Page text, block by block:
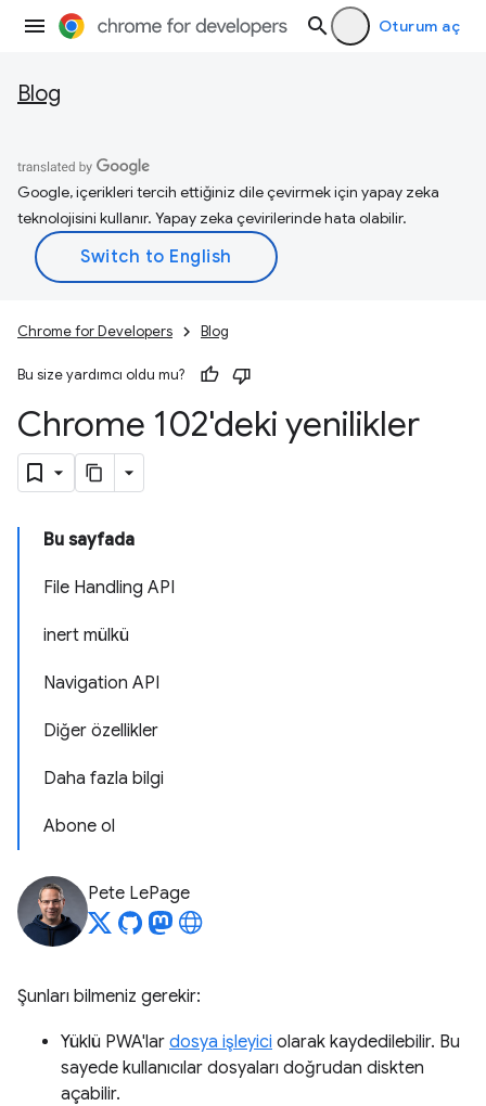
Oturum aç
Blog
Google, içerikleri tercih ettiğiniz dile çevirmek için yapay zeka
teknolojisini kullanır. Yapay zeka çevirilerinde hata olabilir.
Chrome for Developers Blog
Bu size yardımcı oldu mu?
Chrome 102'deki yenilikler
Bu sayfada
File Handling API
inert mülkü
Navigation API
Diğer özellikler
Daha fazla bilgi
Abone ol
Pete LePage
Şunları bilmeniz gerekir:
Yüklü PWA'lar dosya işleyici olarak kaydedilebilir. Bu
sayede kullanıcılar dosyaları doğrudan diskten
açabilir.